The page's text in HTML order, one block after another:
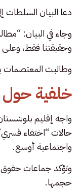
دعا البيان السلطات
وجاء في البيان:
وحقيقتنا فقط،
وطالبت المعتصمات
خلفية حول
واجه إقليم
حالات “اختفاء
واجتماعية أوسع.
وتؤكد جماعات حقوق
حجمها.